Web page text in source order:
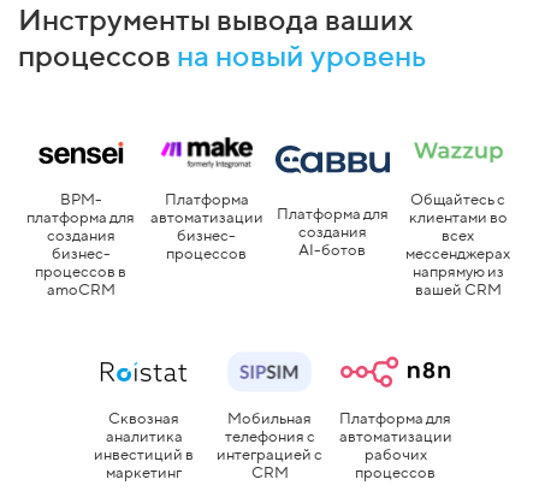
Инструменты вывода ваших
процессов на новый уровень
BPM-
платформа для
создания
бизнес-
процессов в
amoCRM
Платформа
автоматизации
бизнес-
процессов
Платформа для
создания
AI-ботов
Общайтесь с
клиентами во
всех
мессенджерах
напрямую из
вашей CRM
Сквозная
аналитика
инвестиций в
маркетинг
Мобильная
телефония с
интеграцией с
CRM
Платформа для
автоматизации
рабочих
процессов